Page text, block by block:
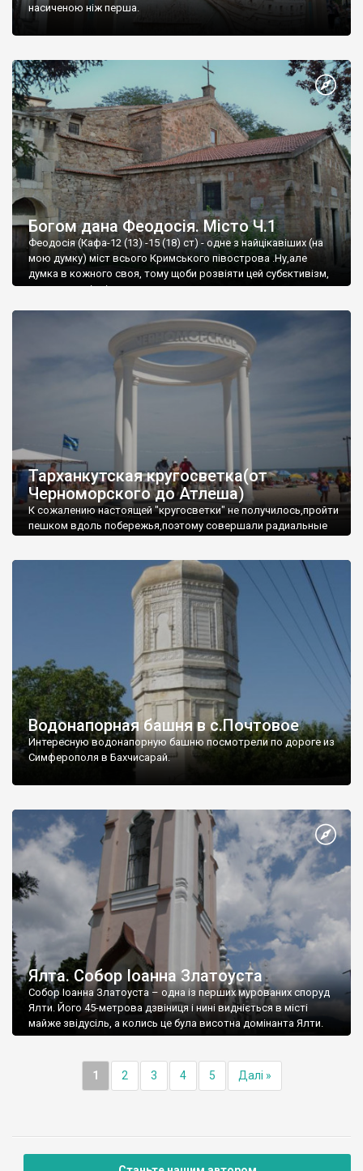
насиченою ніж перша.
Богом дана Феодосія. Місто Ч.1
Феодосія (Кафа-12 (13) -15 (18) ст) - одне з найцікавіших (на
мою думку) міст всього Кримського півострова .Ну,але
думка в кожного своя, тому щоби розвіяти цей субєктивізм,
запрошую відвідати це
Тарханкутская кругосветка(от
Черноморского до Атлеша)
К сожалению настоящей "кругосветки" не получилось,пройти
пешком вдоль побережья,поэтому совершали радиальные
Водонапорная башня в с.Почтовое
Интересную водонапорную башню посмотрели по дороге из
Симферополя в Бахчисарай.
Ялта. Собор Іоанна Златоуста
Собор Іоанна Златоуста – одна із перших мурованих споруд
Ялти. Його 45-метрова дзвіниця і нині видніється в місті
майже звідусіль, а колись це була висотна домінанта Ялти.
1 2 3 4 5 Далі »